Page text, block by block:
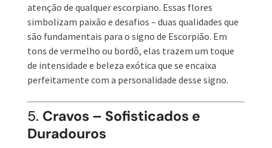
atenção de qualquer escorpiano. Essas flores
simbolizam paixão e desafios – duas qualidades que
são fundamentais para o signo de Escorpião. Em
tons de vermelho ou bordô, elas trazem um toque
de intensidade e beleza exótica que se encaixa
perfeitamente com a personalidade desse signo.
5. Cravos – Sofisticados e
Duradouros